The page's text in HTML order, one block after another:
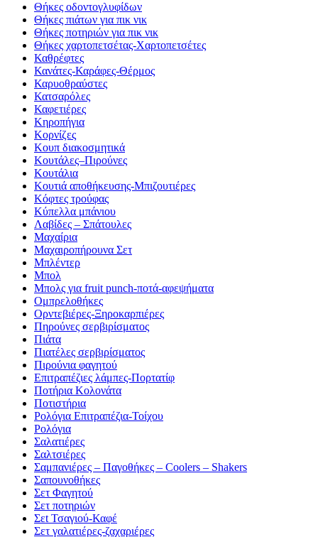
Θήκες οδοντογλυφίδων
Θήκες πιάτων για πικ νικ
Θήκες ποτηριών για πικ νικ
Θήκες χαρτοπετσέτας-Χαρτοπετσέτες
Καθρέφτες
Κανάτες-Καράφες-Θέρμος
Καρυοθραύστες
Κατσαρόλες
Καφετιέρες
Κηροπήγια
Κορνίζες
Κουπ διακοσμητικά
Κουτάλες–Πιρούνες
Κουτάλια
Κουτιά αποθήκευσης-Μπιζουτιέρες
Κόφτες τρούφας
Κύπελλα μπάνιου
Λαβίδες – Σπάτουλες
Μαχαίρια
Μαχαιροπήρουνα Σετ
Μπλέντερ
Μπολ
Μπολς για fruit punch-ποτά-αφεψήματα
Ομπρελοθήκες
Ορντεβιέρες-Ξηροκαρπιέρες
Πηρούνες σερβιρίσματος
Πιάτα
Πιατέλες σερβιρίσματος
Πιρούνια φαγητού
Επιτραπέζιες λάμπες-Πορτατίφ
Ποτήρια Κολονάτα
Ποτιστήρια
Ρολόγια Επιτραπέζια-Τοίχου
Ρολόγια
Σαλατιέρες
Σαλτσιέρες
Σαμπανιέρες – Παγοθήκες – Coolers – Shakers
Σαπουνοθήκες
Σετ Φαγητού
Σετ ποτηριών
Σεt Τσαγιού-Καφέ
Σετ γαλατιέρες-ζαχαριέρες